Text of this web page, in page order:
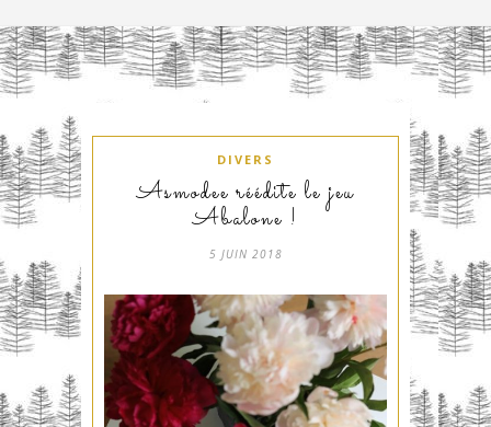
DIVERS
Asmodee réédite le jeu
Abalone !
5 JUIN 2018